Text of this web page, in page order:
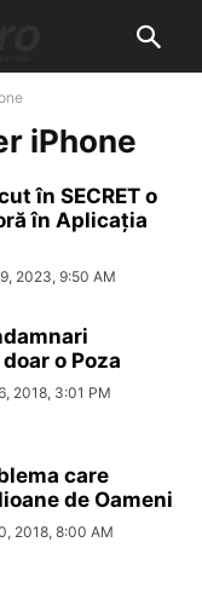
iPhone
în SECRET o
în Aplicația
2023, 9:50 AM
doar o Poza
2018, 3:01 PM
care
de Oameni
2018, 8:00 AM